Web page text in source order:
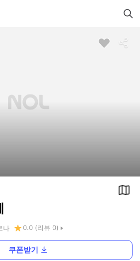
나 0.0 (리뷰 0)
쿠폰받기